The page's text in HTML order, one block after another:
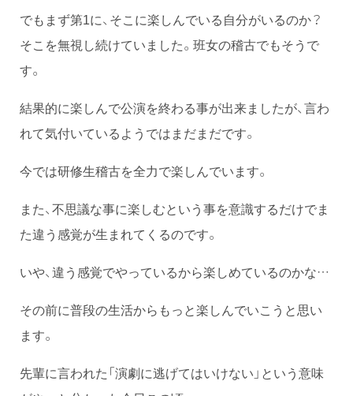
でもまず第1に、そこに楽しんでいる自分がいるのか？
そこを無視し続けていました。班女の稽古でもそうで
す。
結果的に楽しんで公演を終わる事が出来ましたが、言わ
れて気付いているようではまだまだです。
今では研修生稽古を全力で楽しんでいます。
また、不思議な事に楽しむという事を意識するだけでま
た違う感覚が生まれてくるのです。
いや、違う感覚でやっているから楽しめているのかな…
その前に普段の生活からもっと楽しんでいこうと思い
ます。
先輩に言われた「演劇に逃げてはいけない」という意味